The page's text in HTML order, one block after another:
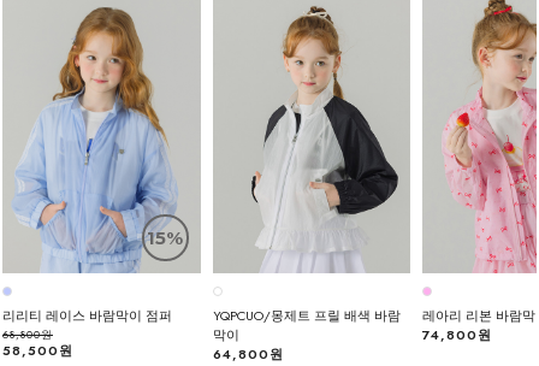
15%
리리티 레이스 바람막이 점퍼
68,800원
58,500원
YQPCUO/몽제트 프릴 배색 바람
막이
64,800원
레아리 리본 바람막
74,800원